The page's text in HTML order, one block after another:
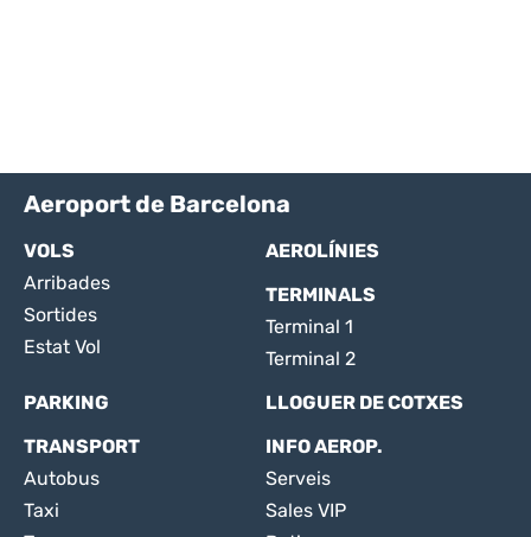
Aeroport de Barcelona
VOLS
Arribades
Sortides
Estat Vol
AEROLÍNIES
TERMINALS
Terminal 1
Terminal 2
PARKING
LLOGUER DE COTXES
TRANSPORT
Autobus
Taxi
INFO AEROP.
Serveis
Sales VIP